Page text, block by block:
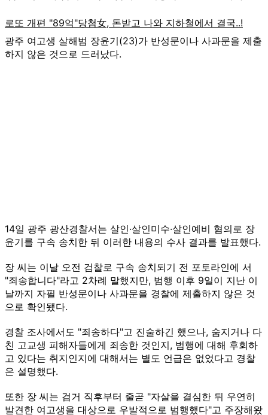
광주 여고생 살해범 장윤기(23)가 반성문이나 사과문을 제출
하지 않은 것으로 드러났다.
14일 광주 광산경찰서는 살인·살인미수·살인예비 혐의로 장
윤기를 구속 송치한 뒤 이러한 내용의 수사 결과를 발표했다.
장 씨는 이날 오전 검찰로 구속 송치되기 전 포토라인에 서
"죄송합니다"라고 2차례 말했지만, 범행 이후 9일이 지난 이
날까지 자필 반성문이나 사과문을 경찰에 제출하지 않은 것
으로 확인됐다.
경찰 조사에서도 "죄송하다"고 진술하긴 했으나, 숨지거나 다
친 고교생 피해자들에게 죄송한 것인지, 범행에 대해 후회하
고 있다는 취지인지에 대해서는 별도 언급은 없었다고 경찰
은 설명했다.
또한 장 씨는 검거 직후부터 줄곧 "자살을 결심한 뒤 우연히
발견한 여고생을 대상으로 우발적으로 범행했다"고 주장해왔